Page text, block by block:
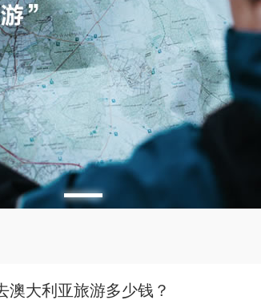
澳大利亚旅游多少钱？